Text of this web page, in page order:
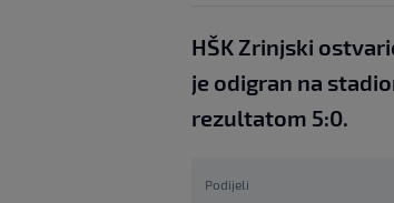
HŠK Zrinjski
je odigran na
rezultatom 5:0.
Podijeli